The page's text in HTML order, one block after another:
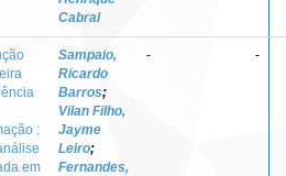
Cabral
:
em
Sampaio,
Ricardo
Barros;
Vilan Filho,
Jayme
Leiro;
Fernandes,
- -